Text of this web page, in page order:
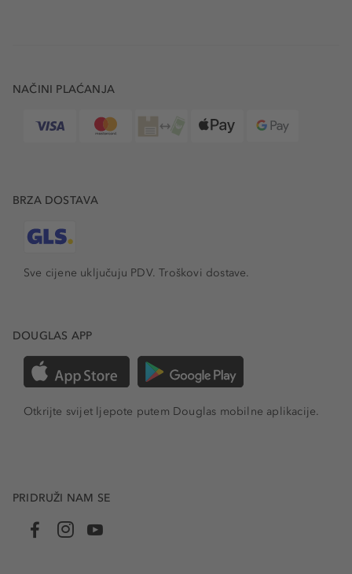
NAČINI PLAĆANJA
BRZA DOSTAVA
Sve cijene uključuju PDV.Troškovi dostave.
DOUGLAS APP
Otkrijte svijet ljepote putem Douglas mobilne aplikacije.
PRIDRUŽI NAM SE